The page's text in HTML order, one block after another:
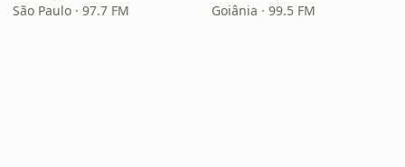
São Paulo · 97.7 FM Goiânia · 99.5 FM